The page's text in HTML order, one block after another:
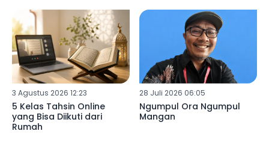
3 Agustus 2026 12:23
5 Kelas Tahsin Online
yang Bisa Diikuti dari
Rumah
28 Juli 2026 06:05
Ngumpul Ora Ngumpul
Mangan